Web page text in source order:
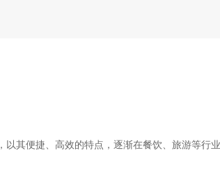
，以其便捷、高效的特点，逐渐在餐饮、旅游等行